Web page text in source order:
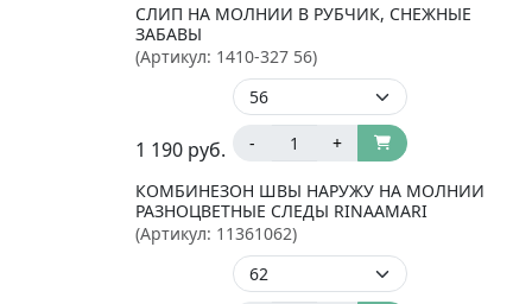
СЛИП НА МОЛНИИ В РУБЧИК, СНЕЖНЫЕ
ЗАБАВЫ
(Артикул: 1410-327 56)
1 190 руб. - +
КОМБИНЕЗОН ШВЫ НАРУЖУ НА МОЛНИИ
РАЗНОЦВЕТНЫЕ СЛЕДЫ RINAAMARI
(Артикул: 11361062)